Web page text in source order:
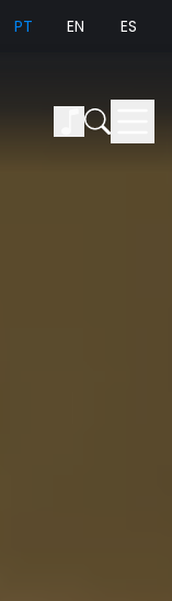
PT EN ES